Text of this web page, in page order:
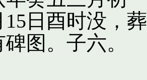
日酉时没，
图。子六。